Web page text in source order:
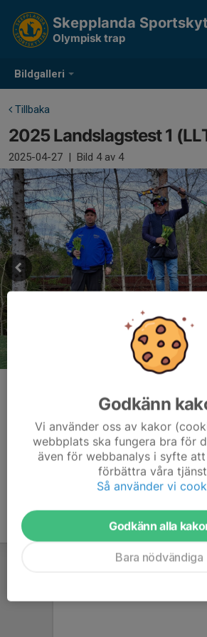
Bildgalleri
Skepplanda
Olympisk trap
Tillbaka
2025 Landslagstest 1
2025-04-27 | Bild 4av 4
Dahlby, Nykvarn 2. Daniel Holmqvist,
Kommentarer
Godkänn
Vi använder oss av kakor
webbplats ska fungera bra för
även för webbanalys i syfte
förbättra våra
Så använder vi
Godkänn alla
Bara nödvändiga